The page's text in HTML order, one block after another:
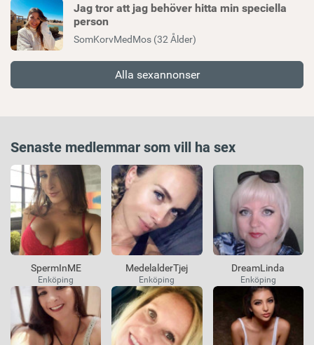
Jag tror att jag behöver hitta min speciella
person
SomKorvMedMos (32 Ålder)
Alla sexannonser
Senaste medlemmar som vill ha sex
SpermInME
Enköping
MedelalderTjej
Enköping
DreamLinda
Enköping